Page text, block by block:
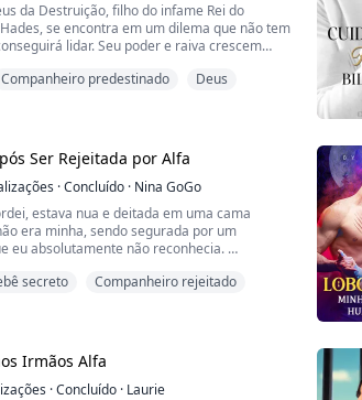
da Destruição, filho do infame Rei do
se encontra em um dilema que não tem
lidar. Seu poder e raiva crescem
Ele passa seus dias e noites torturando
Companheiro predestinado Deus
Ser Rejeitada por Alfa
·Concluído · Nina GoGo
estava nua e deitada em uma cama
era minha, sendo segurada por um
eu absolutamente não reconhecia.
gritei alto.
de Prata, e tenho uma irmã gêmea. Nós
secreto Companheiro rejeitado
Irmãos Alfa
·Concluído · Laurie